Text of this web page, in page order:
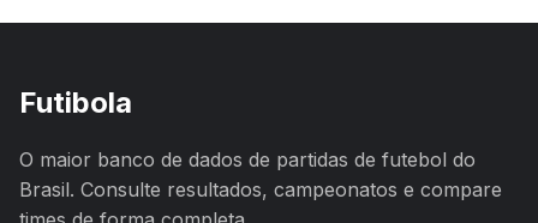
Futibola
O maior banco de dados de partidas de futebol do
Brasil. Consulte resultados, campeonatos e compare